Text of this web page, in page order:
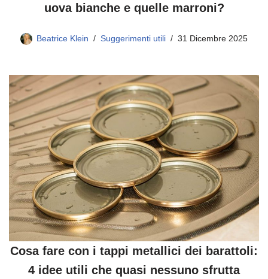
uova bianche e quelle marroni?
Beatrice Klein Suggerimenti utili 31 Dicembre 2025
Cosa fare con i tappi metallici dei barattoli:
4 idee utili che quasi nessuno sfrutta